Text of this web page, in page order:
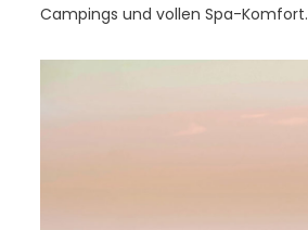
Campings und vollen Spa-Komfort.